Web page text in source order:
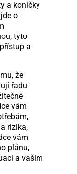
a koníčky
o
tyto
a
že
řadu
vám
rizika,
vám
plánu,
a vašim